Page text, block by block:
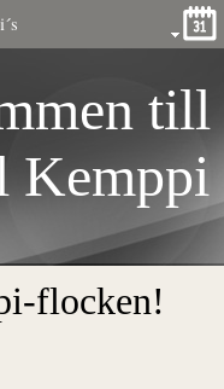
till
Kemppi
flocken!